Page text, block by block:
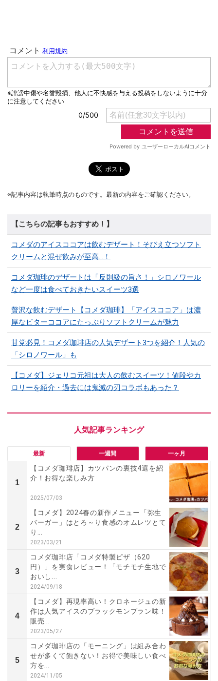
※記事内容は執筆時点のものです。最新の内容をご確認ください。
【こちらの記事もおすすめ！】
コメダのアイスココアは飲むデザート！そびえ立つソフト
クリームと混ぜ飲みが至高…！
コメダ珈琲のデザートは「反則級の旨さ！」シロノワール
など一度は食べておきたいスイーツ3選
贅沢な飲むデザート【コメダ珈琲】「アイスココア」は濃
厚なビターココアにたっぷりソフトクリームが魅力
甘党必見！コメダ珈琲店の人気デザート3つを紹介！人気の
「シロノワール」も
【コメダ】ジェリコ元祖は大人の飲むスイーツ！値段やカ
ロリーを紹介・過去には鬼滅の刃コラボもあった？
最新 一週間 一ヶ月
1
【コメダ珈琲店】カツパンの裏技4選を紹
介！お得な楽しみ方
2025/07/03
2
【コメダ】2024春の新作メニュー「弥生
バーガー」はとろ～り食感のオムレツとて
り...
2023/03/21
3
コメダ珈琲店「コメダ特製ピザ（620
円）」を実食レビュー！「モチモチ生地で
おいし...
2024/09/18
4
【コメダ】再現率高い！クロネージュの新
作は人気アイスのブラックモンブラン味！
販売...
2023/05/27
5
コメダ珈琲店の「モーニング」は組み合わ
せが多くて飽きない！お得で美味しい食べ
方を...
2024/11/05